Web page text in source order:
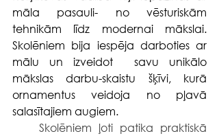
māla pasauli- no vēsturiskām
tehnikām līdz modernai mākslai.
Skolēniem bija iespēja darboties ar
mālu un izveidot  savu unikālo
mākslas darbu-skaistu šķīvi, kurā
ornamentus veidoja no pļavā
salasītajiem augiem.
Skolēniem ļoti patika praktiskā